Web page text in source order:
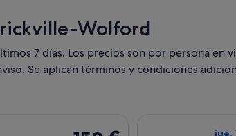
Wolford
7 días. Los precios son por persona en
Se aplican términos y condiciones
jue,